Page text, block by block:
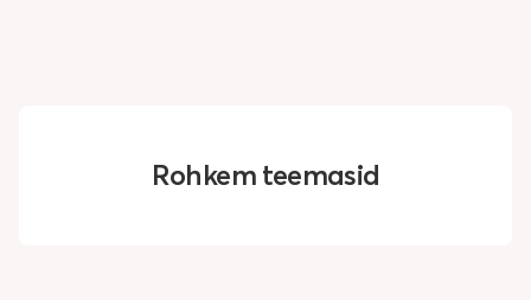
Rohkem teemasid